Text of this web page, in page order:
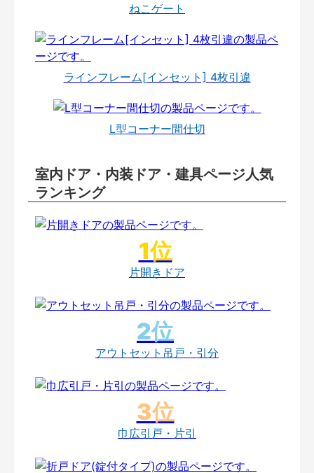
ねこゲート
ラインフレーム[インセット] 4枚引違
L型コーナー間仕切
室内ドア・内装ドア・建具ページ人気
ランキング
片開きドア
アウトセット吊戸・引分
巾広引戸・片引